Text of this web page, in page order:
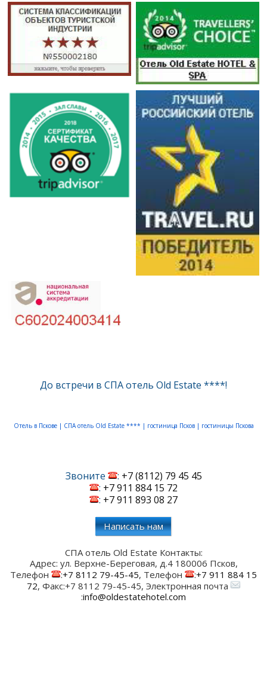
До встречи в СПА отель Old Estate ****!
Отель в Пскове | СПА отель Old Estate **** | гостиница Псков | гостиницы Пскова
Звоните : +7 (8112) 79 45 45
: +7 911 884 15 72
: +7 911 893 08 27
Написать нам
СПА отель Old Estate Контакты:
Адрес: ул. Верхне-Береговая, д.4 180006 Псков,
Телефон
:+7 8112 79-45-45, Телефон :+7 911 884 15
72, Факс:+7 8112 79-45-45, Электронная почта
:info@oldestatehotel.com